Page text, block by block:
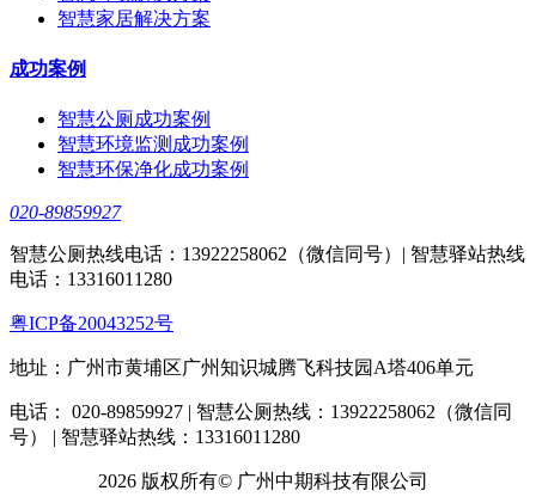
智慧家居解决方案
成功案例
智慧公厕成功案例
智慧环境监测成功案例
智慧环保净化成功案例
020-89859927
智慧公厕热线电话：13922258062（微信同号）| 智慧驿站热线
电话：13316011280
粤ICP备20043252号
地址：广州市黄埔区广州知识城腾飞科技园A塔406单元
电话： 020-89859927 | 智慧公厕热线：13922258062（微信同
号） | 智慧驿站热线：13316011280
2026 版权所有© 广州中期科技有限公司